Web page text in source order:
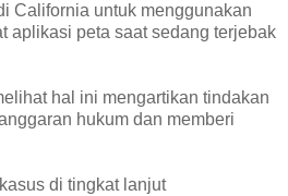
California untuk menggunakan
aplikasi peta saat sedang terjebak
hal ini mengartikan tindakan
hukum dan memberi
di tingkat lanjut